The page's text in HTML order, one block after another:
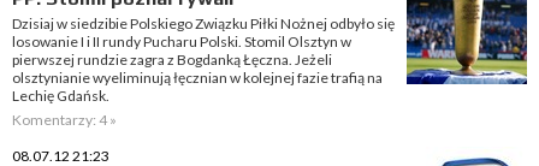
Dzisiaj w siedzibie Polskiego Związku Piłki Nożnej odbyło się
losowanie I i II rundy Pucharu Polski. Stomil Olsztyn w
pierwszej rundzie zagra z Bogdanką Łęczna. Jeżeli
olsztynianie wyeliminują łęcznian w kolejnej fazie trafią na
Lechię Gdańsk.
Komentarzy: 4 »
08.07.12 21:23